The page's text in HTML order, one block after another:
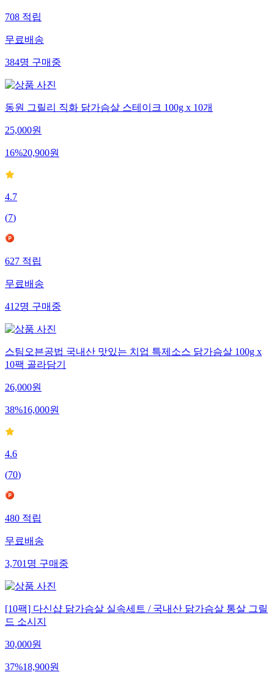
708적립
무료배송
384명구매중
동원 그릴리 직화 닭가슴살 스테이크 100g x 10개
25,000원
16%20,900원
4.7
(7)
627적립
무료배송
412명구매중
스팀오븐공법 국내산 맛있는 치업 특제소스 닭가슴살 100g x
10팩 골라담기
26,000원
38%16,000원
4.6
(70)
480적립
무료배송
3,701명구매중
[10팩] 다신샵 닭가슴살 실속세트 / 국내산 닭가슴살 통살 그릴
드 소시지
30,000원
37%18,900원